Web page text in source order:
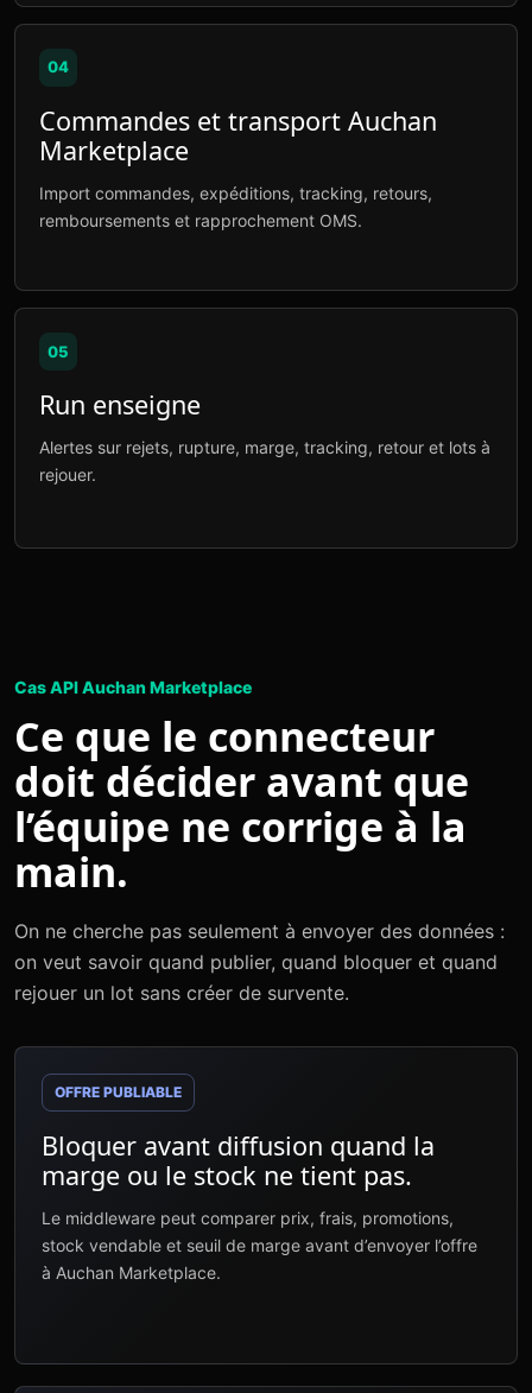
04
Commandes et transport Auchan
Marketplace
Import commandes, expéditions, tracking, retours,
remboursements et rapprochement OMS.
05
Run enseigne
Alertes sur rejets, rupture, marge, tracking, retour et lots à
rejouer.
Cas API Auchan Marketplace
Ce que le connecteur
doit décider avant que
l’équipe ne corrige à la
main.
On ne cherche pas seulement à envoyer des données :
on veut savoir quand publier, quand bloquer et quand
rejouer un lot sans créer de survente.
OFFRE PUBLIABLE
Bloquer avant diffusion quand la
marge ou le stock ne tient pas.
Le middleware peut comparer prix, frais, promotions,
stock vendable et seuil de marge avant d’envoyer l’offre
à Auchan Marketplace.